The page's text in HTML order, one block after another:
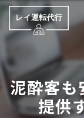
泥酔客も
提供